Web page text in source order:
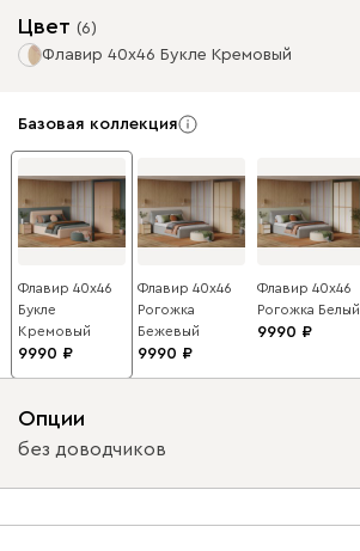
Цвет (6)
Флавир 40x46 Букле Кремовый
Базовая коллекция
Флавир 40x46
Букле
Кремовый
9990
Флавир 40x46
Рогожка
Бежевый
9990
Флавир 40x46
Рогожка Белый
9990
Опции
без доводчиков